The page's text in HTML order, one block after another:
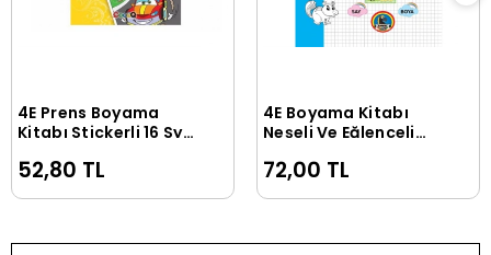
Sepete Ekle
4E Prens Boyama
Kitabı Stickerli 16 Syf
52,80 TL
Sepete Ekle
4E Boyama Kitabı
Neşeli Ve Eğlenceli
Yayınevi
72,00 TL